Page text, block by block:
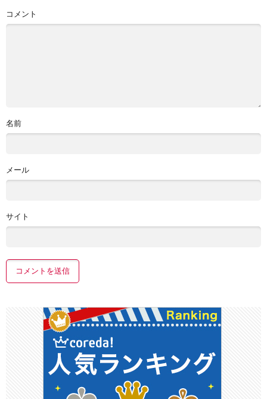
コメント
名前
メール
サイト